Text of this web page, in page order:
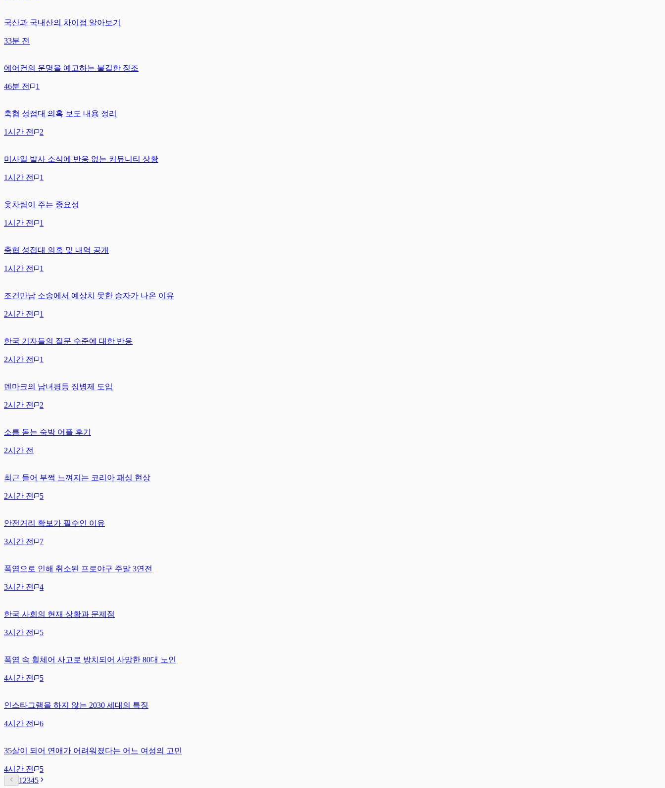
국산과 국내산의 차이점 알아보기
33분 전
에어컨의 운명을 예고하는 불길한 징조
46분 전 1
축협 성접대 의혹 보도 내용 정리
1시간 전 2
미사일 발사 소식에 반응 없는 커뮤니티 상황
1시간 전 1
옷차림이 주는 중요성
1시간 전 1
축협 성접대 의혹 및 내역 공개
1시간 전 1
조건만남 소송에서 예상치 못한 승자가 나온 이유
2시간 전 1
한국 기자들의 질문 수준에 대한 반응
2시간 전 1
덴마크의 남녀평등 징병제 도입
2시간 전 2
소름 돋는 숙박 어플 후기
2시간 전
최근 들어 부쩍 느껴지는 코리아 패싱 현상
2시간 전 5
안전거리 확보가 필수인 이유
3시간 전 7
폭염으로 인해 취소된 프로야구 주말 3연전
3시간 전 4
한국 사회의 현재 상황과 문제점
3시간 전 5
폭염 속 휠체어 사고로 방치되어 사망한 80대 노인
4시간 전 5
인스타그램을 하지 않는 2030 세대의 특징
4시간 전 6
35살이 되어 연애가 어려워졌다는 어느 여성의 고민
4시간 전
5
1 2345